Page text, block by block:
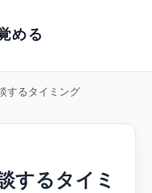
める
するタイミング
するタイミ